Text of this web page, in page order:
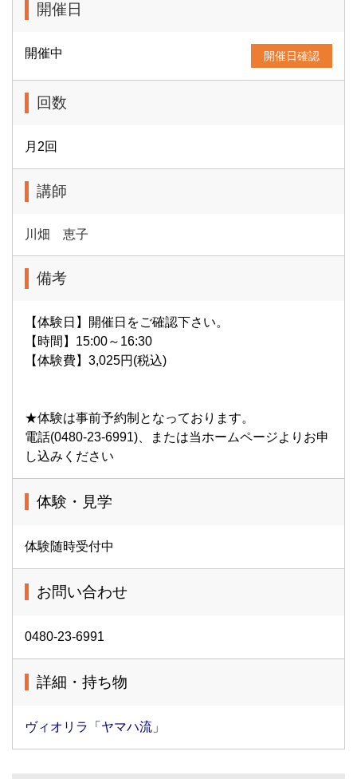
開催日
開催中 開催日確認
回数
月2回
講師
川畑 恵子
備考
【体験日】開催日をご確認下さい。
【時間】15:00～16:30
【体験費】3,025円(税込)
★体験は事前予約制となっております。
電話(0480-23-6991)、または当ホームページよりお申
し込みください
体験・見学
体験随時受付中
お問い合わせ
0480-23-6991
詳細・持ち物
ヴィオリラ「ヤマハ流」